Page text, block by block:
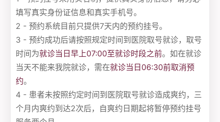
填写真实身份证信息和真实手机号。
2 - 预约系统目前只提供7天内的预约挂号。
3 - 预约成功后请按照规定时间到医院取号就诊，取号
时间为就诊当日早上07:00至就诊时段之前。如在就诊
当天不能来我院就诊，需在就诊当日06:30前取消预
约。
4 - 患者未按照约定时间到医院取号就诊造成爽约，三
个月内爽约到达2次后，自爽约日期起将暂停预约挂号